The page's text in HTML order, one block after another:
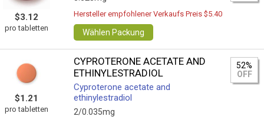
$3.12
pro tabletten
Hersteller empfohlener Verkaufs Preis $5.40
Wählen Packung
$1.21
pro tabletten
CYPROTERONE ACETATE AND
ETHINYLESTRADIOL
Cyproterone acetate and
ethinylestradiol
2/0.035mg
52%
OFF